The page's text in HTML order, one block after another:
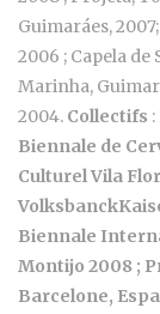
Guimaráes,
2006 ; Capela de
Marinha,
2004. Collectifs
Biennale de
Culturel Vila
Biennale
Montijo 2008 ;
Barcelone,